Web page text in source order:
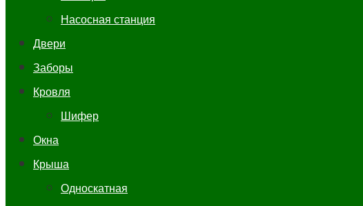
Насосная станция
Двери
Заборы
Кровля
Шифер
Окна
Крыша
Односкатная